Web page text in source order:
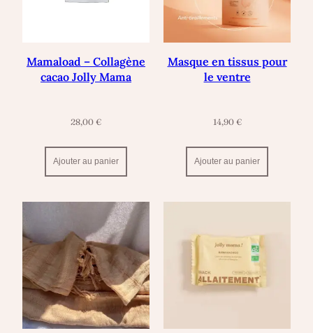
Mamaload – Collagène
cacao Jolly Mama
28,00 €
Ajouter au panier
Masque en tissus pour
le ventre
14,90 €
Ajouter au panier